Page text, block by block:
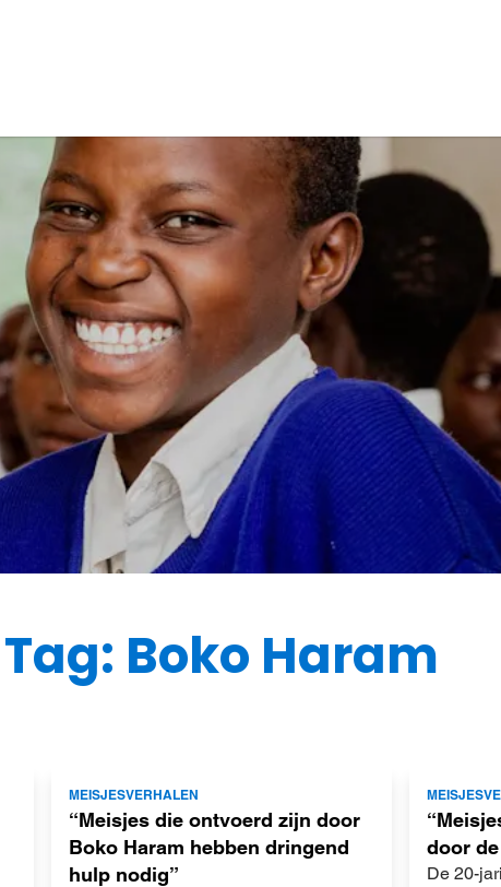
Tag: Boko Haram
MEISJESVERHALEN
“Meisjes die ontvoerd zijn door
Boko Haram hebben dringend
hulp nodig”
meer
door
De 20-
meer